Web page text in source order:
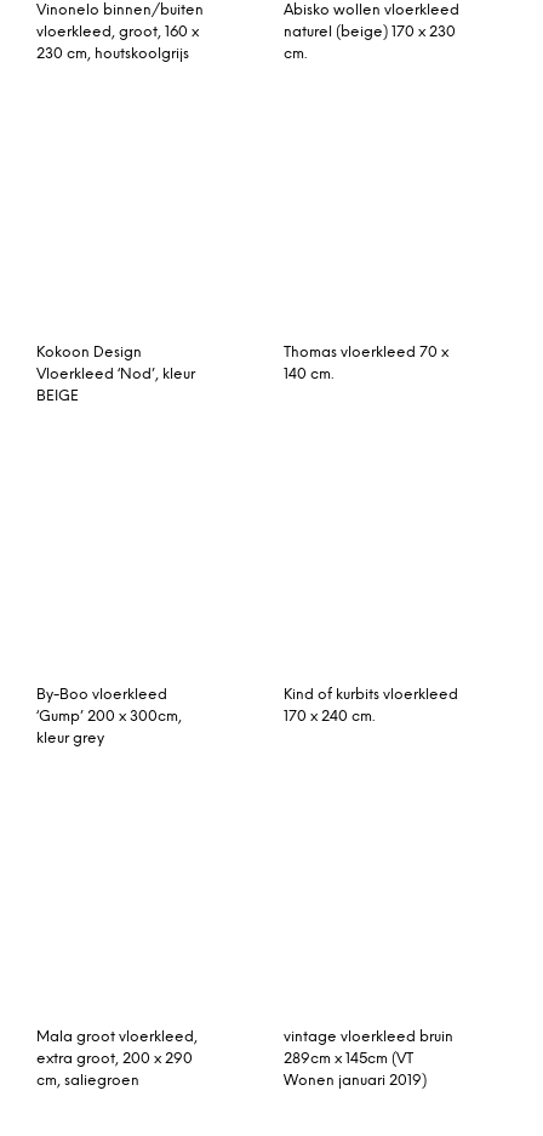
Vinonelo binnen/buiten
vloerkleed, groot, 160 x
230 cm, houtskoolgrijs
Abisko wollen vloerkleed
naturel (beige) 170 x 230
cm.
Kokoon Design
Vloerkleed ‘Nod’, kleur
BEIGE
Thomas vloerkleed 70 x
140 cm.
By-Boo vloerkleed
‘Gump’ 200 x 300cm,
kleur grey
Kind of kurbits vloerkleed
170 x 240 cm.
Mala groot vloerkleed,
extra groot, 200 x 290
cm, saliegroen
vintage vloerkleed bruin
289cm x 145cm (VT
Wonen januari 2019)